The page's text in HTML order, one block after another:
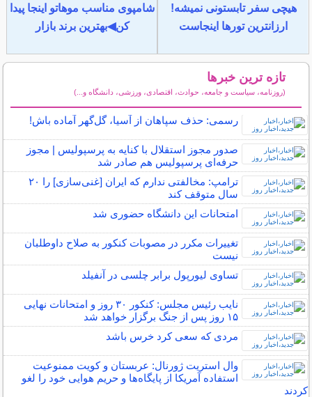
هیچی سفر تابستونی نمیشه!
ارزانترین تورها اینجاست
شامپوی مناسب موهاتو اینجا پیدا
کن◀بهترین برند بازار
تازه ترین خبرها
(روزنامه، سیاست و جامعه، حوادث، اقتصادی، ورزشی، دانشگاه و...)
رسمی: حذف سپاهان از آسیا، گل‌گهر آماده باش!
صدور مجوز استقلال با کنایه به پرسپولیس | مجوز
حرفه‌ای پرسپولیس هم صادر شد
ترامپ: مخالفتی ندارم که ایران [غنی‌سازی] را ۲۰
سال متوقف کند
امتحانات این دانشگاه حضوری شد
تغییرات مکرر در مصوبات کنکور به صلاح داوطلبان
نیست
تساوی لیورپول برابر چلسی در آنفیلد
نایب رئیس مجلس: کنکور ۳۰ روز و امتحانات نهایی
۱۵ روز پس از جنگ برگزار خواهد شد
مردی که سعی کرد خرس باشد
وال استریت ژورنال: عربستان و کویت ممنوعیت
استفاده آمریکا از پایگاه‌ها و حریم هوایی خود را لغو
کردند